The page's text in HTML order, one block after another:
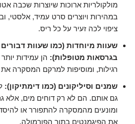
מולקולריות ארוכות שיוצרות שכבה
במהירות ויוצרים סרט עמיד, אלסטי,
ציפוי לכה זעיר על כל ריס.
שעוות מיוחדות (כמו שעוות
בגרסאות מטופלות): הן עמידות
רגילות, ומוסיפות למרקם המסקרה את
שמנים וסיליקונים (כמו דימתיקון):
גם אותם. הם לא רק דוחים מים, אלא
ומונעים מהמסקרה להתפורר או
את הפיגמנטים בתוך הפורמולה.